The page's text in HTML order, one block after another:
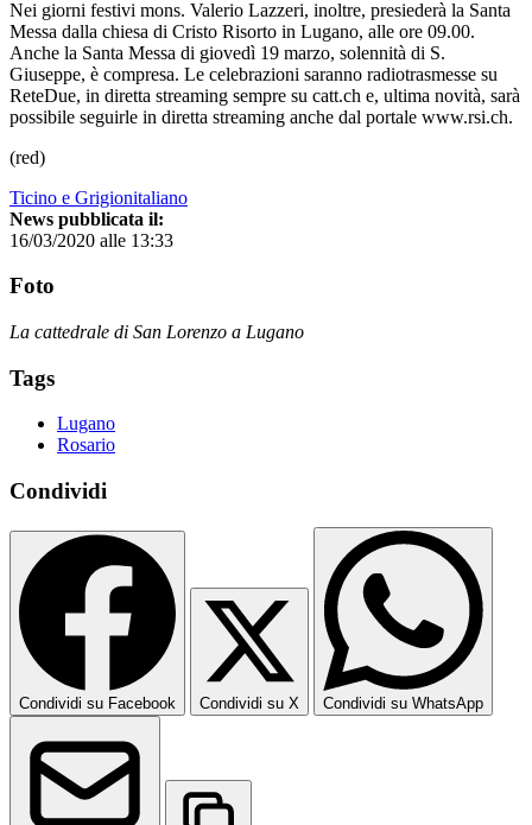
Nei giorni festivi mons. Valerio Lazzeri, inoltre, presiederà la Santa
Messa dalla chiesa di Cristo Risorto in Lugano, alle ore 09.00.
Anche la Santa Messa di giovedì 19 marzo, solennità di S.
Giuseppe, è compresa. Le celebrazioni saranno radiotrasmesse su
ReteDue, in diretta streaming sempre su catt.ch e, ultima novità, sarà
possibile seguirle in diretta streaming anche dal portale www.rsi.ch.
(red)
Ticino e Grigionitaliano
News pubblicata il:
16/03/2020 alle 13:33
Foto
La cattedrale di San Lorenzo a Lugano
Tags
Lugano
Rosario
Condividi
Condividi su Facebook Condividi su X Condividi su WhatsApp